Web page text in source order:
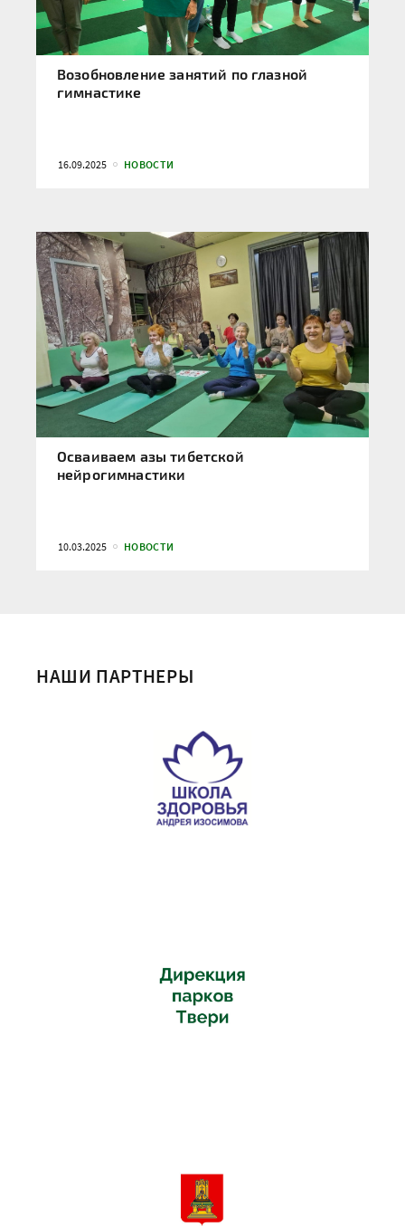
Возобновление занятий по глазной
гимнастике
16.09.2025 НОВОСТИ
Осваиваем азы тибетской
нейрогимнастики
10.03.2025 НОВОСТИ
НАШИ ПАРТНЕРЫ